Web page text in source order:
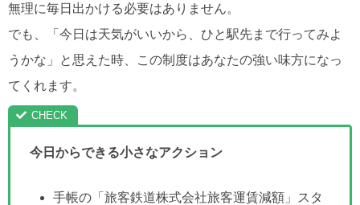
無理に毎日出かける必要はありません。
でも、「今日は天気がいいから、ひと駅先まで行ってみよ
うかな」と思えた時、この制度はあなたの強い味方になっ
てくれます。
今日からできる小さなアクション
手帳の「旅客鉄道株式会社旅客運賃減額」スタ